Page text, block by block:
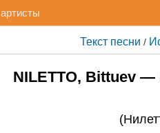
артисты
Текст песни /
NILETTO, Bittuev —
(